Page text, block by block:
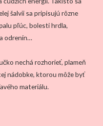
šalvii sa pripisujú rôzne
pľúc, bolesti hrdla,
odrenín…
nechá rozhorieť, plameň
nádobke, ktorou môže byť
materiálu.